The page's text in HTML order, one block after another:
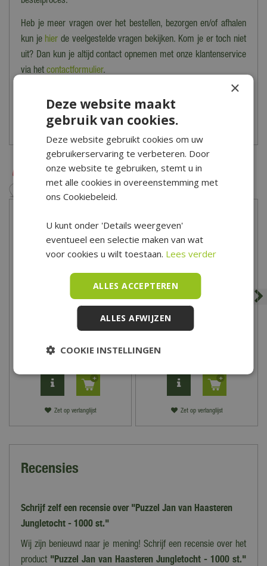
Heb je meer vragen over het bestellen, bezorgen en/of afhalen
kun je hier de veelgestelde vragen bekijken. Kom je er toch niet
uit? Dan kun je altijd contact opnemen met onze klantenservice
via het contactformulier.
tuinbanken, ligbanken, parasols, parasolvoeten, tuinmeubel
beschermhoezen en barbecues.
Spel Hitster Bingo
34,99
Zet op verlanglijst
Spel Hitster Guilty
Zet op verlanglijst
Recensies
Schrijf zelf een recensie over "Puzzel Jan van Haasteren
Jungletocht - 1000 st."
Wij zijn benieuwd naar je mening! Schrijf een recensie over het
product "Puzzel Jan van Haasteren Jungletocht - 1000 st."
×
Deze website maakt
gebruik van cookies.
Deze website gebruikt cookies om uw
gebruikerservaring te verbeteren. Door
onze website te gebruiken, stemt u in
met alle cookies in overeenstemming met
ons Cookiebeleid.
U kunt onder 'Details weergeven'
eventueel een selectie maken van wat
voor cookies u wilt toestaan. Lees verder
ALLES ACCEPTEREN
ALLES AFWIJZEN
COOKIE INSTELLINGEN